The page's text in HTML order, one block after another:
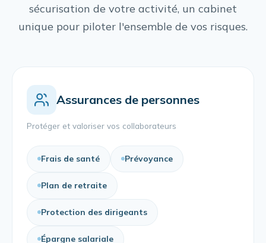
sécurisation de votre activité, un cabinet
unique pour piloter l'ensemble de vos risques.
Assurances de personnes
Protéger et valoriser vos collaborateurs
Frais de santé Prévoyance
Plan de retraite
Protection des dirigeants
Épargne salariale